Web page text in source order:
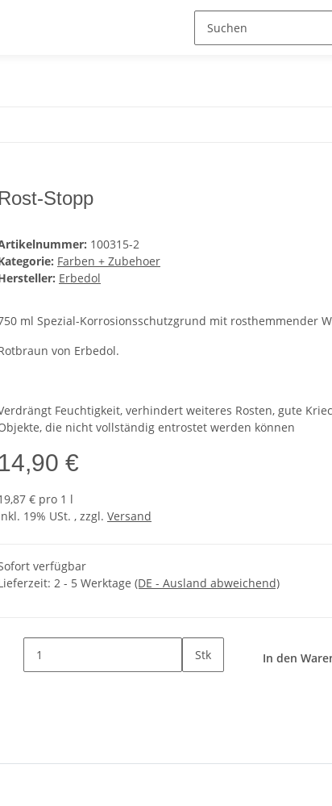
Rost-Stopp
100315-2
Farben + Zubehoer
Erbedol
ml Spezial-Korrosionsschutzgrund mit rosthemmender
von Erbedol.
Feuchtigkeit, verhindert weiteres Rosten, gute
die nicht vollständig entrostet werden können
14,90 €
€ pro 1 l
19% USt. , zzgl. Versand
verfügbar
2 - 5 Werktage (DE - Ausland abweichend)
Stk In den